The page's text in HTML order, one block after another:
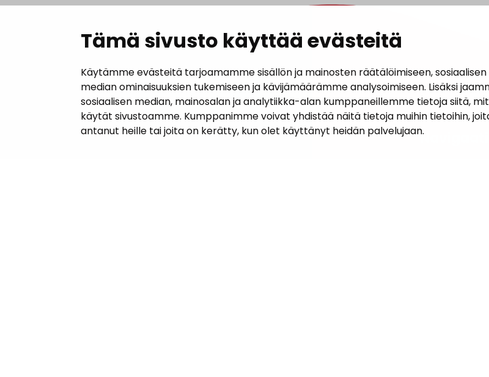
Tämä sivusto käyttää evästeitä
Käytämme evästeitä tarjoamamme sisällön ja mainosten räätälöimiseen, sosiaalisen
median ominaisuuksien tukemiseen ja kävijämäärämme analysoimiseen. Lisäksi
sosiaalisen median, mainosalan ja analytiikka-alan kumppaneillemme tietoja siitä,
käytät sivustoamme. Kumppanimme voivat yhdistää näitä tietoja muihin tietoihin,
antanut heille tai joita on kerätty, kun olet käyttänyt heidän palvelujaan.
Yhteystiedot Navigaatio